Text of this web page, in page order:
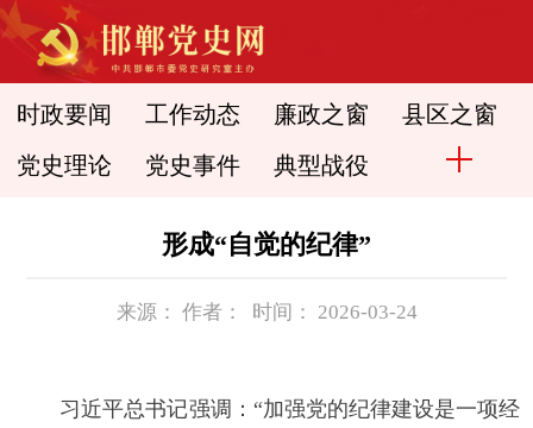
时政要闻 工作动态 廉政之窗 县区之窗
党史理论 党史事件 典型战役
形成“自觉的纪律”
来源： 作者： 时间： 2026-03-24
习近平总书记强调：“加强党的纪律建设是一项经